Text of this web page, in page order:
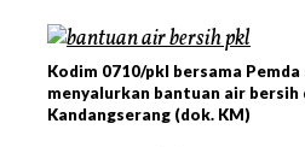
Kodim 0710/pkl bersama
menyalurkan bantuan air bersih
Kandangserang (dok. KM)